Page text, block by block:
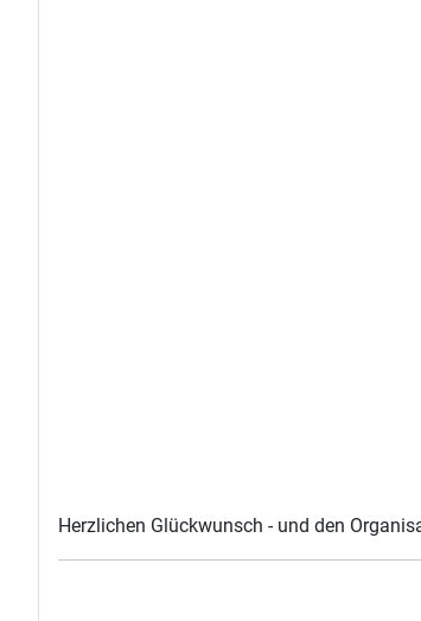
Herzlichen Glückwunsch - und den